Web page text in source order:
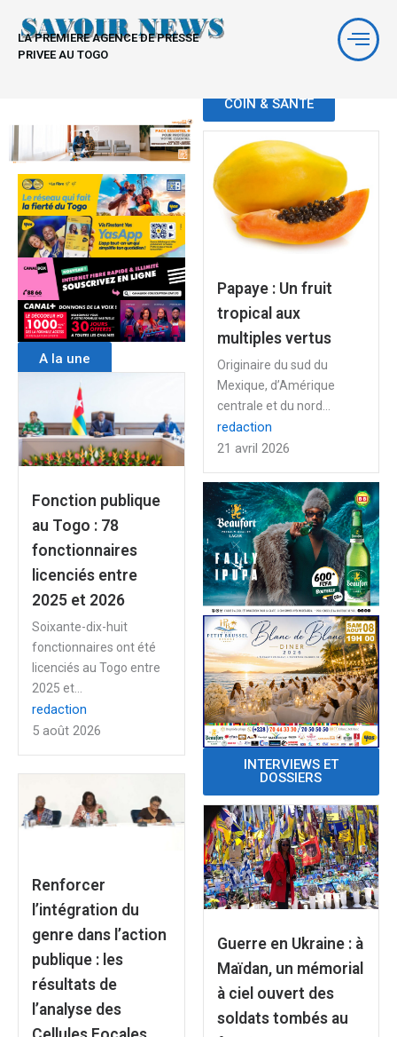
contenu
LA PREMIERE AGENCE DE PRESSE
PRIVEE AU TOGO
A la une
Fonction publique
au Togo : 78
fonctionnaires
licenciés entre
2025 et 2026
Soixante-dix-huit
fonctionnaires ont été
licenciés au Togo entre
2025 et...
redaction
5 août 2026
Renforcer
l’intégration du
genre dans l’action
publique : les
résultats de
l’analyse des
COIN & SANTE
Papaye : Un fruit
tropical aux
multiples vertus
Originaire du sud du
Mexique, d’Amérique
centrale et du nord...
redaction
21 avril 2026
INTERVIEWS ET
DOSSIERS
Guerre en Ukraine : à
Maïdan, un mémorial
à ciel ouvert des
soldats tombés au